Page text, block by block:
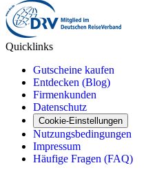
Quicklinks
Gutscheine kaufen
Entdecken (Blog)
Firmenkunden
Datenschutz
Cookie-Einstellungen
Nutzungsbedingungen
Impressum
Häufige Fragen (FAQ)